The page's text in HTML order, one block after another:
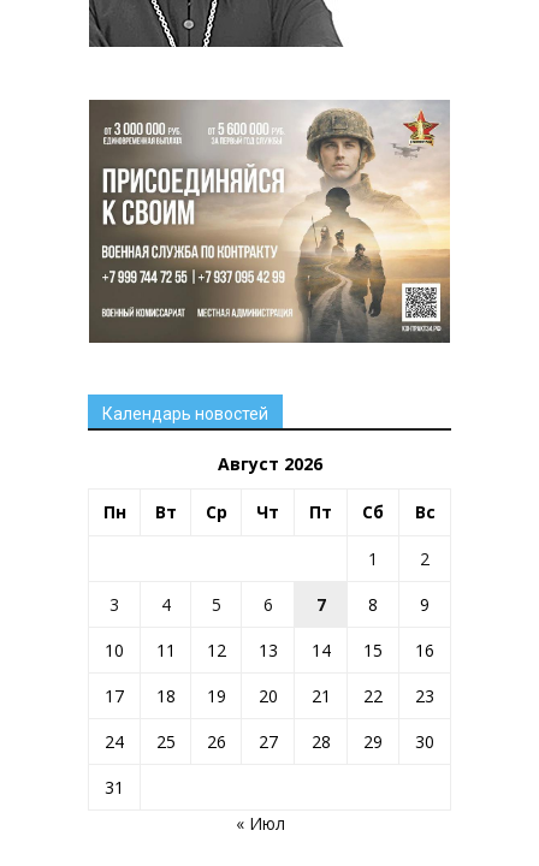
Календарь новостей
Август 2026
Пн Вт Ср Чт Пт Сб Вс
1
2
3
4 5 6 7 8
9
10
11 12 13 14 15
16
17
18 19 20 21 22
23
24
25 26 27 28 29
30
31
« Июл